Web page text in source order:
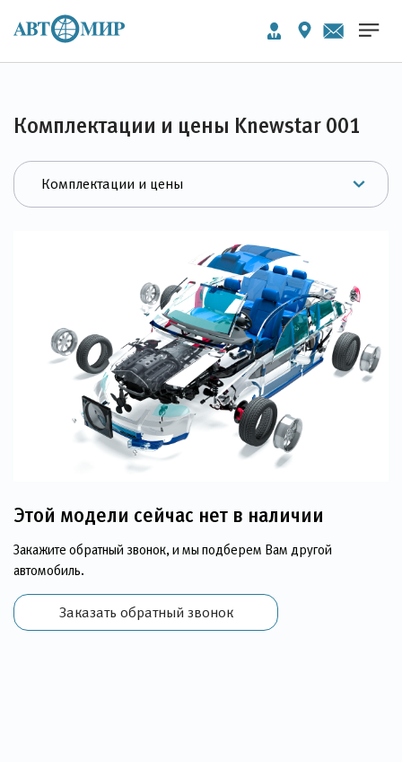
Комплектации и цены Knewstar 001
Этой модели сейчас нет в наличии
Закажите обратный звонок, и мы подберем Вам другой
автомобиль.
Заказать обратный звонок